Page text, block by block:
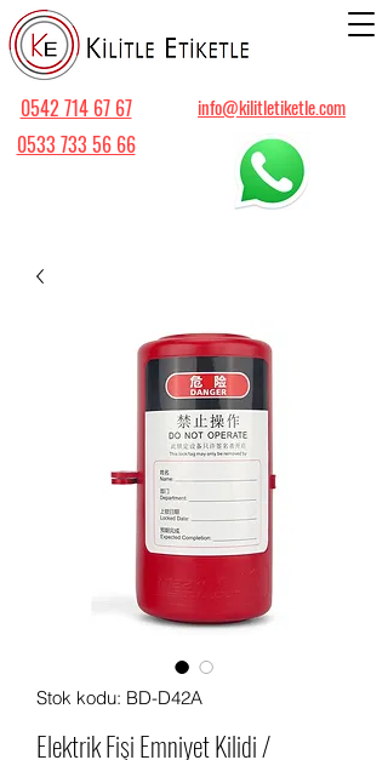
info@kilitletiketle.com
0542 714 67 67
0533 733 56 66
Stok kodu: BD-D42A
Elektrik Fişi Emniyet Kilidi /